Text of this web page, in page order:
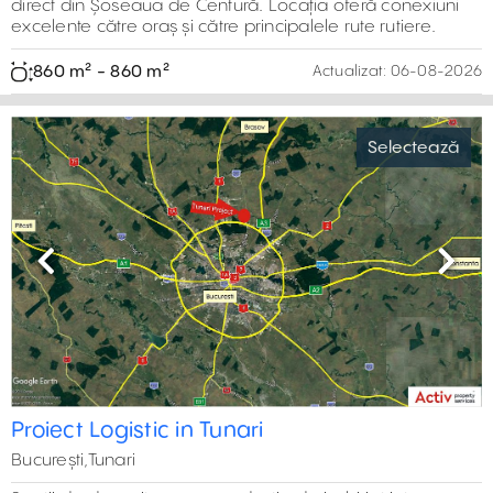
15,000 m²
București, Sud,Berceni, DNCB
Hală industrială de închiriat amplasată în partea de sud a
municipiului București, în zona industrială de la intersecția
Șoselei de Centură cu Șoseaua Berceni
1.000 m² - 1.750 m² Actualizat:05-08-2026
Selectează
Previous Next
Spații de depozitare – Ecom Logistic
Progresu
București, Sud,Soseaua Giurgiului 321
Hale de închiriat (15.000 mp) în București, Șoseaua
Giurgiului. Proprietatea oferă acces rapid la transportul
public și conexiuni excelente către principalele artere
rutiere
600 m² - 1.500 m²
Previous